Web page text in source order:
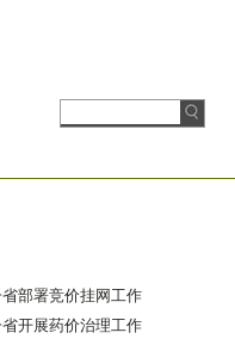
部署竞价挂网工作
开展药价治理工作